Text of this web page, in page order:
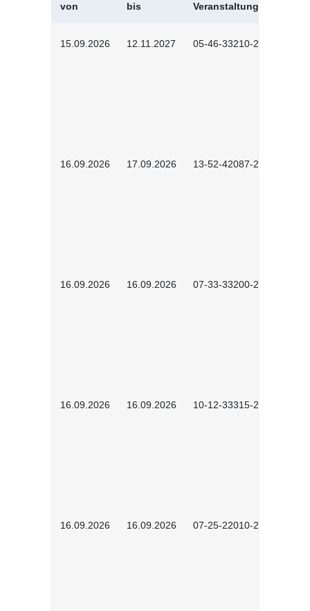
von bis Veranstaltungskürzel
15.09.2026 12.11.2027 05-46-33210-2601
16.09.2026 17.09.2026 13-52-42087-2601
16.09.2026 16.09.2026 07-33-33200-2601
16.09.2026 16.09.2026 10-12-33315-2603
16.09.2026 16.09.2026 07-25-22010-2603